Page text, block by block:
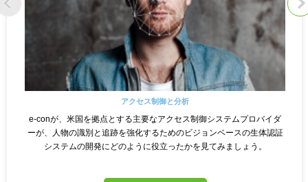
アクセス制御と分析
e-conが、米国を拠点とする主要なアクセス制御システムプロバイダ
ーが、人物の識別と追跡を強化するためのビジョンベースの生体認証
システムの開発にどのように役立ったかを見てみましょう。